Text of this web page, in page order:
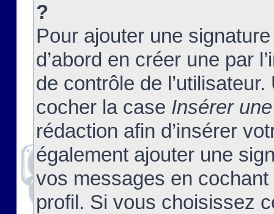
?
Pour ajouter une
d’abord en créer une par
de contrôle de
cocher la case Insérer
rédaction afin d’insérer
également ajouter une
vos messages en
profil. Si vous choisissez